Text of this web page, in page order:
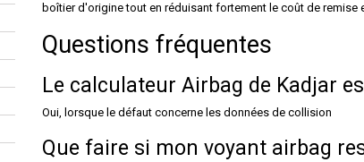
boîtier d'origine tout en réduisant fortement le coût de remise
Questions fréquentes
Le calculateur Airbag de Kadjar
Oui, lorsque le défaut concerne les données de collision
Que faire si mon voyant airbag